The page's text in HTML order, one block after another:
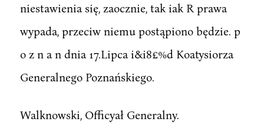
niestawienia się, zaocznie, tak iak R prawa
wypada, przeciw niemu postąpiono będzie. p
o z n a n dnia 17.Lipca i&i8£%d Koatysiorza
Generalnego Poznańskiego.
Walknowski, Officyał Generalny.